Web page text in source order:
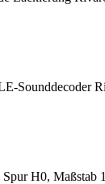
Sounddecoder
H0, Maßstab